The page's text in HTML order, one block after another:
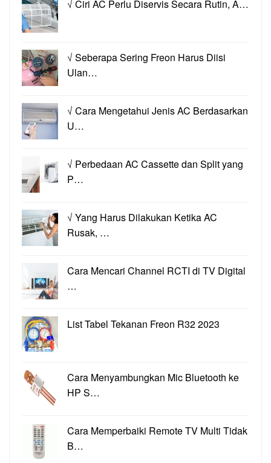
√ Ciri AC Perlu Diservis Secara Rutin, A…
√ Seberapa Sering Freon Harus Diisi
Ulan…
√ Cara Mengetahui Jenis AC Berdasarkan
U…
√ Perbedaan AC Cassette dan Split yang
P…
√ Yang Harus Dilakukan Ketika AC
Rusak, …
Cara Mencari Channel RCTI di TV Digital
…
List Tabel Tekanan Freon R32 2023
Cara Menyambungkan Mic Bluetooth ke
HP S…
Cara Memperbaiki Remote TV Multi Tidak
B…